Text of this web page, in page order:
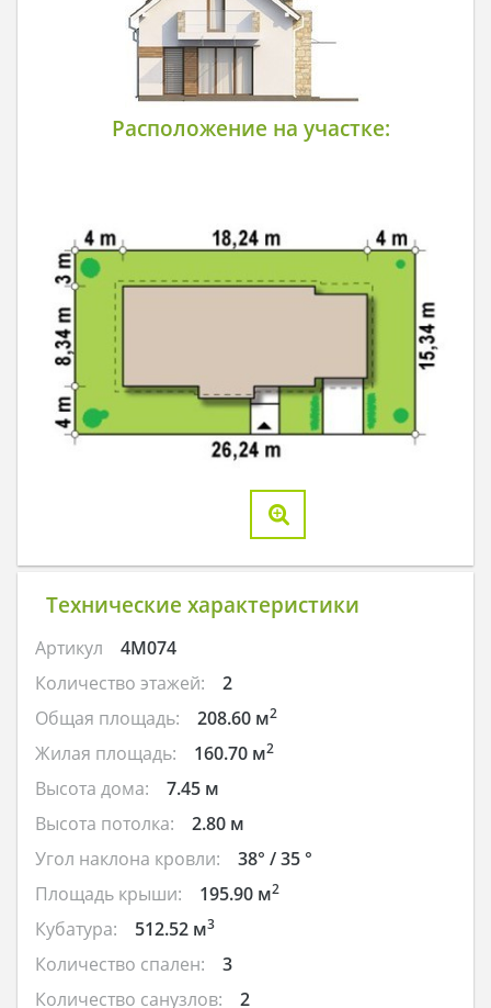
Расположение на участке:
Технические характеристики
Артикул
4M074
Количество этажей:
2
Общая площадь:
208.60 м2
Жилая площадь: 160.70 м2
Высота дома:
7.45 м
Высота потолка:
2.80 м
Угол наклона кровли:
38° / 35 °
Площадь крыши:
195.90 м2
Кубатура: 512.52 м3
Количество спален:
3
Количество санузлов:
2